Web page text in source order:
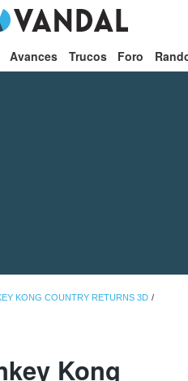
Avances Trucos Foro
KONG COUNTRY RETURNS 3D
Kong